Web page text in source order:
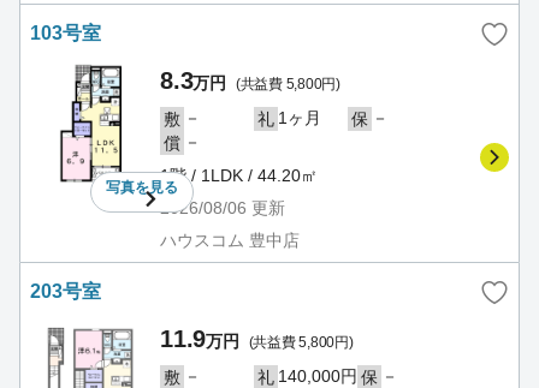
103号室
写真を見る
8.3万円 (共益費 5,800円)
敷 － 礼 1ヶ月 保 －
償 －
1階 / 1LDK / 44.20㎡
2026/08/06 更新
ハウスコム 豊中店
203号室
11.9万円 (共益費 5,800円)
敷 － 礼 140,000円 保 －